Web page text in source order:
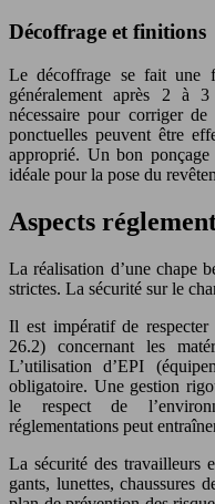
Décoffrage et finitions
Le décoffrage se fait une
généralement après 2 à
nécessaire pour corriger
ponctuelles peuvent être
approprié. Un bon ponçage
idéale pour la pose du
Aspects
La réalisation d’une chape
strictes. La sécurité sur le
Il est impératif de
26.2) concernant les
L’utilisation d’EPI
obligatoire. Une gestion
le respect de
réglementations peut
La sécurité des travailleurs
gants, lunettes, chaussures